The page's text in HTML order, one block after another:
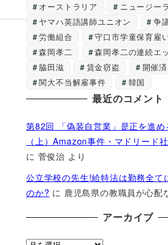
オーストラリア
ニュージー
ヤマハ英語講師ユニオン
争
労働組合
守口市学童保育雇
森岡孝二
森岡孝二の連続エ
脇田滋
賃金窃盗
開催済
関大不当解雇事件
韓国
最近のコメント
第82回 「偽装自営業」是正を進め
（上）Amazon事件・マドリード
に 菅俊治 より
公立学校の先生!給特法は勤務全て
のか? に 鹿児島県の教職員が心配
アーカイブ